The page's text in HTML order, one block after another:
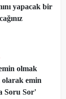
yapacak bir
olmak
olarak emin
Soru Sor'